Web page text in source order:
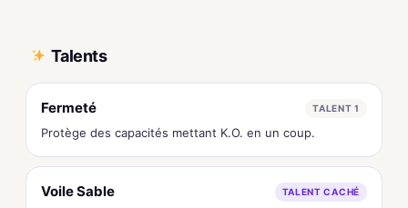
Talents
Fermeté TALENT 1
Protège des capacités mettant K.O. en un coup.
Voile Sable TALENT CACHÉ